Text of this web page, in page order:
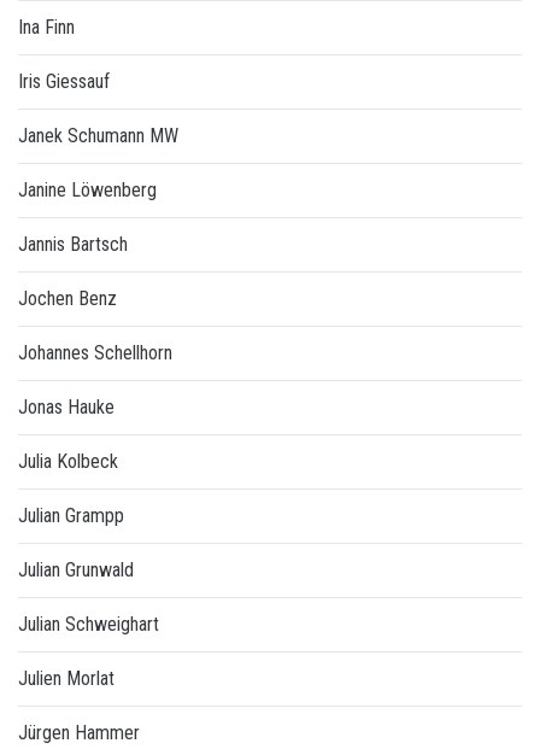
Ina Finn
Iris Giessauf
Janek Schumann MW
Janine Löwenberg
Jannis Bartsch
Jochen Benz
Johannes Schellhorn
Jonas Hauke
Julia Kolbeck
Julian Grampp
Julian Grunwald
Julian Schweighart
Julien Morlat
Jürgen Hammer